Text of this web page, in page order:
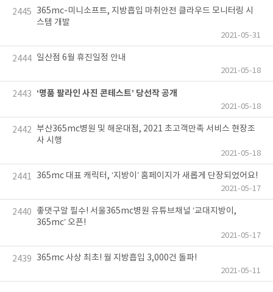
2445
365mc-미니소프트, 지방흡입 마취안전 클라우드 모니터링 시
스템 개발
2021-05-31
2444 일산점 6월 휴진일정 안내
2021-05-18
2443 ‘명품 팔라인 사진 콘테스트’ 당선작 공개
2021-05-18
2442 부산365mc병원 및 해운대점, 2021 초고객만족 서비스 현장조
사 시행
2021-05-18
2441 365mc 대표 캐릭터, ‘지방이’ 홈페이지가 새롭게 단장되었어요!
2021-05-17
2440 좋댓구알 필수! 서울365mc병원 유튜브채널 ‘교대지방이,
365mc’ 오픈!
2021-05-17
2439 365mc 사상 최초! 월 지방흡입 3,000건 돌파!
2021-05-11